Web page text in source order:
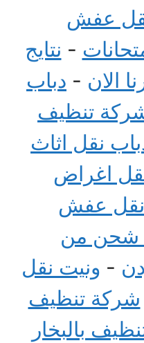
عفش
- نتايج
الان - دباب
تنظيف
نقل اثاث
اغراض
نقل عفش
شحن من
- ونيت نقل
شركة تنظيف
بالبخار